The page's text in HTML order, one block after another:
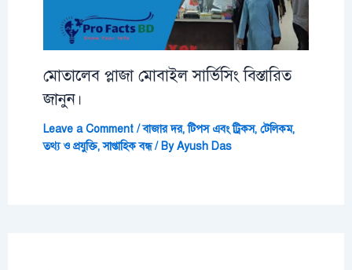
মোতালেব প্লাজা মোবাইল সার্ভিসিং বিস্তারিত
জানুন।
Leave a Comment /বাজার দর,টিপস এবং ট্রিকস, টেলিকম,
তথ্য ও প্রযুক্তি,সাপ্তাহিক বন্ধ/ ByAyush Das